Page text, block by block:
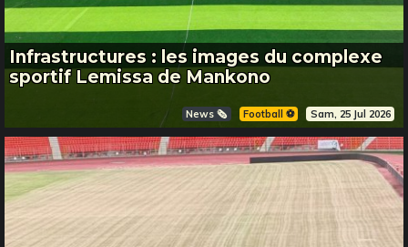
Infrastructures : les images du complexe
sportif Lemissa de Mankono
News 🗞️ Football ⚽️ Sam, 25 Jul 2026